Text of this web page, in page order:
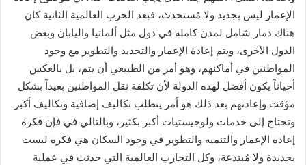
الإعمار ليس بجديد ولا مُستحدث، فبعد الحرب العالمية الثانية كان
هناك دمار شامل لمدن كاملة في دول مثل ألمانيا واليابان وبعض
الدول الأخرى، ويتم إعادة الإعمار والتجديد والتطوير مع وجود
المواطنين في أماكنهم، وهو أمر من الطبيعي أن يتم، بل بالعكس
أحياناً يكون أفضل لهذه الدولة لأن تكلفة نقل المواطنين بعيداً بشكل
مؤقت وإعادتهم بعد ذلك هو أمر يتطلب تكاليف إضافية وتكاليف أكبر
وتحتاج إلى خدمات ولوجيستيات أكبر بكثير، وبالتالي في فإن فكرة
إعادة الإعمار والتنمية والتطوير في وجود السكان هي فكرة ليست
بجديدة ولا مُبتدعة، وكل التجارب العالمية التي حدثت في عملية